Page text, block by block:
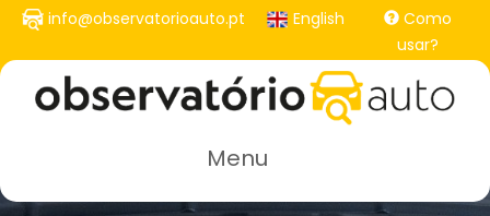
Passar
o
conteúdo
principal
info@observatorioauto.pt English
Como
usar?
Menu